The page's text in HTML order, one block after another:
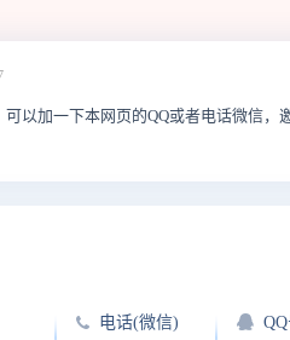
以加一下本网页的QQ或者电话微信
电话(微信)